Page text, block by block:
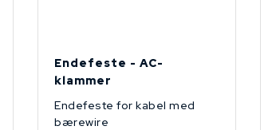
Endefeste - AC-
klammer
Endefeste for kabel med
bærewire